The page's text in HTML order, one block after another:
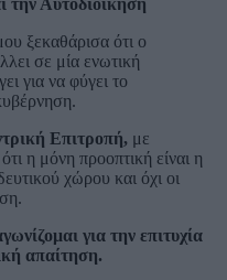
την Αυτοδιοίκηση
ξεκαθάρισα ότι ο
σε μία ενωτική
για να φύγει το
Επιτροπή, με
η μόνη προοπτική είναι η
χώρου και όχι οι
για την επιτυχία
απαίτηση.